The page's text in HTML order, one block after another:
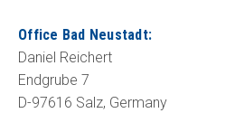
Office Bad Neustadt:
Daniel Reichert
Endgrube 7
D-97616 Salz, Germany